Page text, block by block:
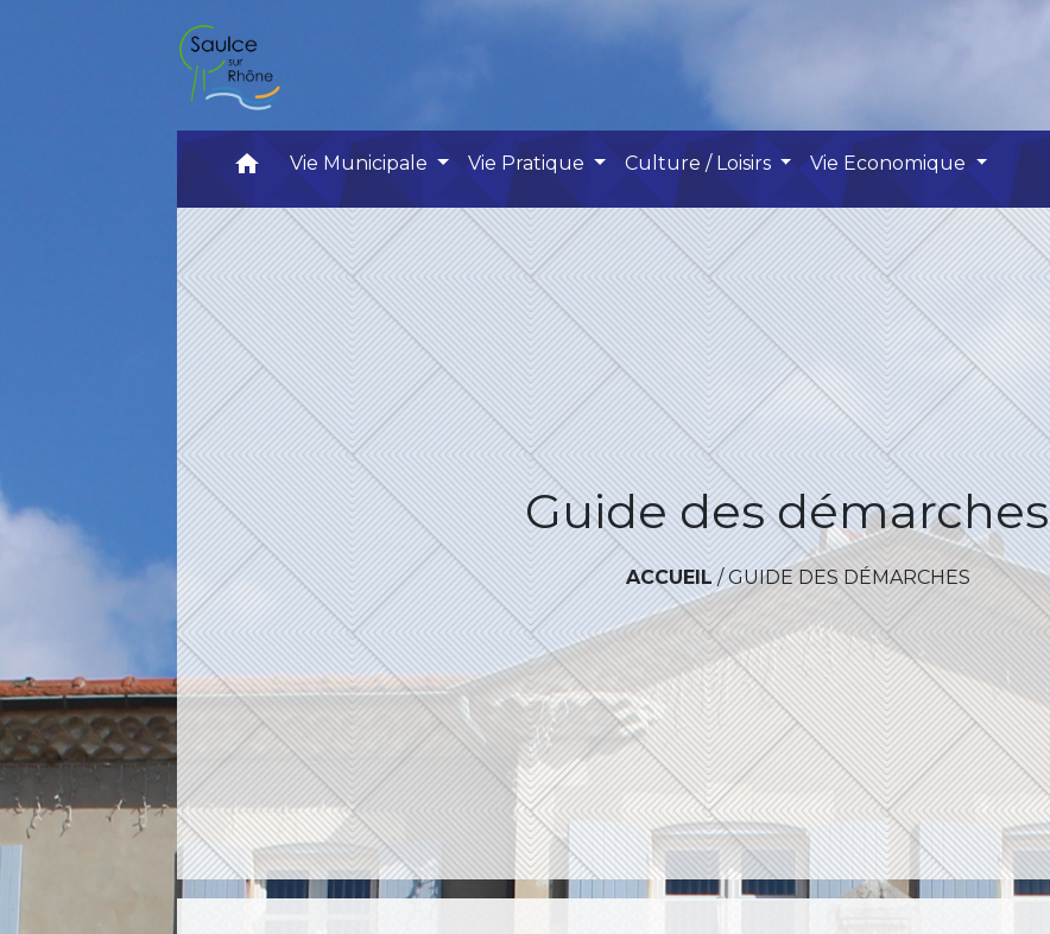
home Vie Municipale Vie Pratique Culture / Loisirs Vie Economique
Guide des démarches
ACCUEIL/GUIDE DES DÉMARCHES